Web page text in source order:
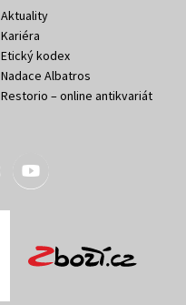
Aktuality
Kariéra
Etický kodex
Nadace Albatros
Restorio – online antikvariát